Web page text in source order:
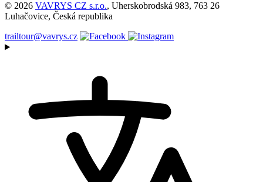
© 2026 VAVRYS CZ s.r.o., Uherskobrodská 983, 763 26
Luhačovice, Česká republika
trailtour@vavrys.cz